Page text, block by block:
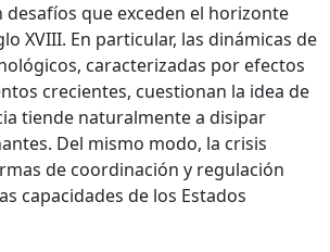
que exceden el horizonte
XVIII. En particular, las dinámicas de
caracterizadas por efectos
crecientes, cuestionan la idea de
tiende naturalmente a disipar
Del mismo modo, la crisis
de coordinación y regulación
capacidades de los Estados